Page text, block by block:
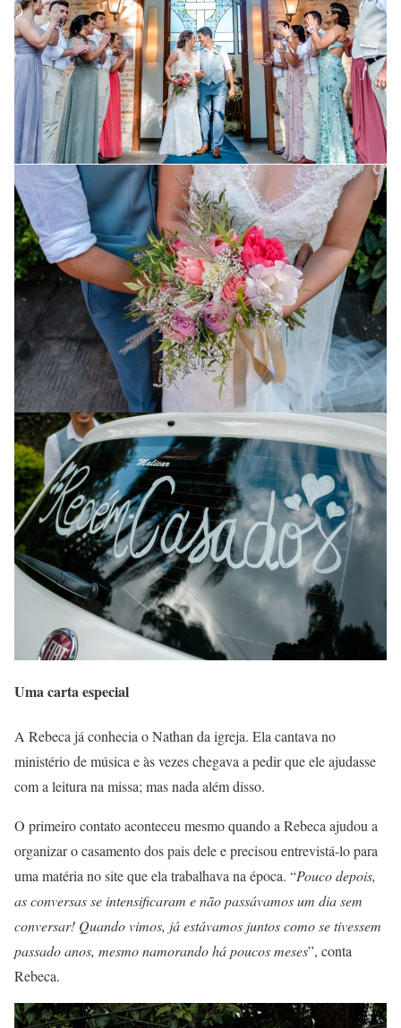
Uma carta especial
A Rebeca já conhecia o Nathan da igreja. Ela cantava no
ministério de música e às vezes chegava a pedir que ele ajudasse
com a leitura na missa; mas nada além disso.
O primeiro contato aconteceu mesmo quando a Rebeca ajudou a
organizar o casamento dos pais dele e precisou entrevistá-lo para
uma matéria no site que ela trabalhava na época. “Pouco depois,
as conversas se intensificaram e não passávamos um dia sem
conversar! Quando vimos, já estávamos juntos como se tivessem
passado anos, mesmo namorando há poucos meses”, conta
Rebeca.